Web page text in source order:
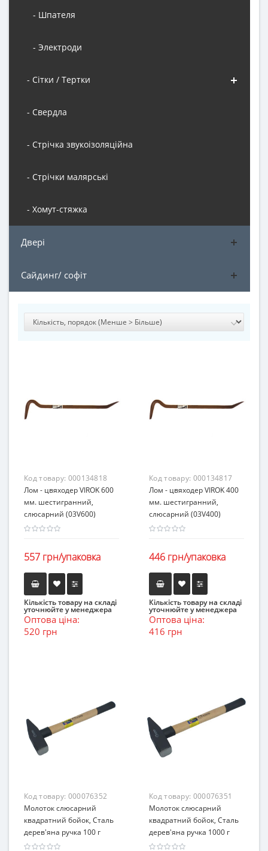
- Шпателя
- Электроди
- Сітки / Тертки
- Свердла
- Стрічка звукоізоляційна
- Стрічки малярські
- Хомут-стяжка
Двері
Сайдинг/ софіт
Код товару: 000134818
Лом - цвяходер VIROK 600
мм. шестигранний,
слюсарний (03V600)
557 грн/упаковка
Кількість товару на складі
уточнюйте у менеджера
Оптова ціна:
520 грн
Код товару: 000134817
Лом - цвяходер VIROK 400
мм. шестигранний,
слюсарний (03V400)
446 грн/упаковка
Кількість товару на складі
уточнюйте у менеджера
Оптова ціна:
416 грн
Код товару: 000076352
Молоток слюсарний
квадратний бойок, Сталь
дерев'яна ручка 100 г
Код товару: 000076351
Молоток слюсарний
квадратний бойок, Сталь
дерев'яна ручка 1000 г